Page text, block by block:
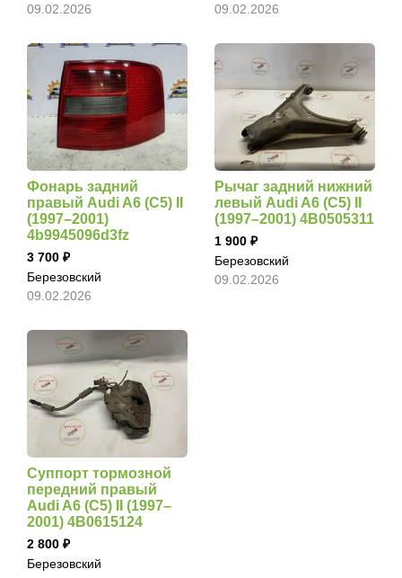
09.02.2026
09.02.2026
Фонарь задний
правый Audi A6 (С5) II
(1997–2001)
4b9945096d3fz
3 700
Березовский
09.02.2026
Рычаг задний нижний
левый Audi A6 (С5) II
(1997–2001) 4B0505311
1 900
Березовский
09.02.2026
Суппорт тормозной
передний правый
Audi A6 (С5) II (1997–
2001) 4B0615124
2 800
Березовский